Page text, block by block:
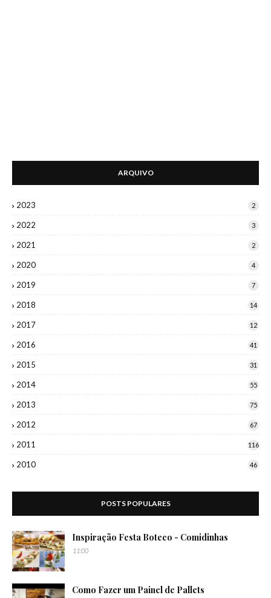
ARQUIVO
2023 2
2022 3
2021 2
2020 4
2019 7
2018 14
2017 12
2016 41
2015 31
2014 55
2013 75
2012 67
2011 116
2010 46
POSTS POPULARES
Inspiração Festa Boteco - Comidinhas
11:00
Como Fazer um Painel de Pallets